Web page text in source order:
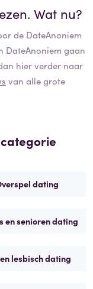
Wat nu?
de DateAnoniem
DateAnoniem gaan
hier verder naar
van alle grote
dating
en senioren dating
lesbisch dating